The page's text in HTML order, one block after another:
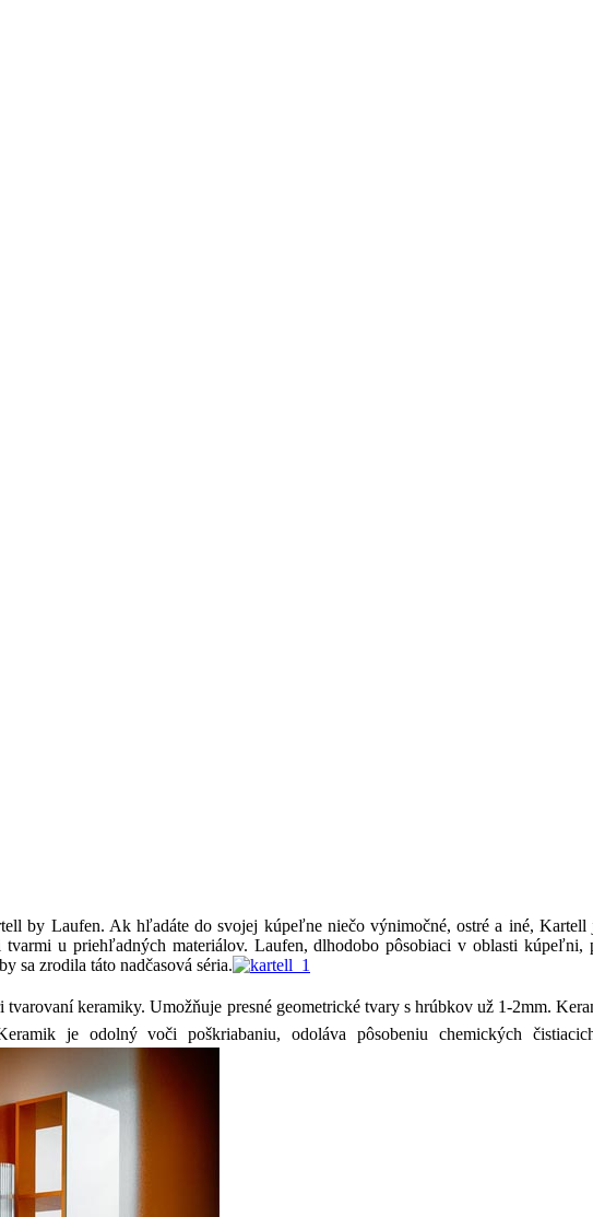
by Laufen. Ak hľadáte do svojej kúpeľne niečo výnimočné, ostré a iné, Kartell
u priehľadných materiálov. Laufen, dlhodobo pôsobiaci v oblasti kúpeľni,
sa zrodila táto nadčasová séria.
keramiky. Umožňuje presné geometrické tvary s hrúbkov už 1-2mm.
je odolný voči poškriabaniu, odoláva pôsobeniu chemických